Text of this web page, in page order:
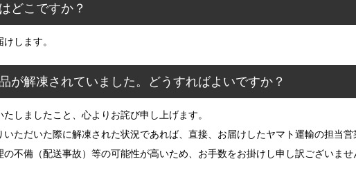
どこですか？
します。
解凍されていました。どうすればよいですか？
しましたこと、心よりお詫び申し上げます。
ただいた際に解凍された状況であれば、直接、お届けしたヤマト運輸の担当営
の不備（配送事故）等の可能性が高いため、お手数をお掛けし申し訳ございま